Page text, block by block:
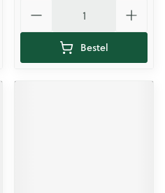
Bestel